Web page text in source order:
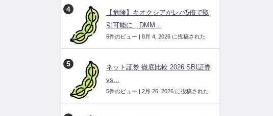
【危険】キオクシアがレバ5倍で取
引可能に…DMM...
6件のビュー | 8月 4, 2026 に投稿された
ネット証券 徹底比較 2026 SBI証券
vs...
5件のビュー | 2月 26, 2026 に投稿された